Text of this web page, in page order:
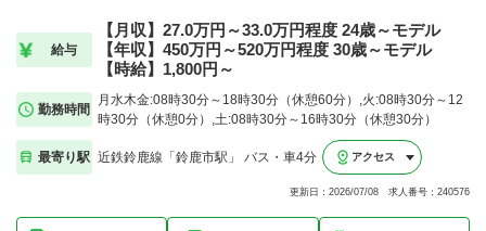
給与
【月収】27.0万円～33.0万円程度 24歳～モデル
【年収】450万円～520万円程度 30歳～モデル
【時給】1,800円～
勤務時間
月水木金:08時30分～18時30分（休憩60分）,火:08時30分～12
時30分（休憩0分）,土:08時30分～16時30分（休憩30分）
最寄り駅 近鉄鈴鹿線「鈴鹿市駅」 バス・車4分 アクセス
更新日：2026/07/08 求人番号：240576